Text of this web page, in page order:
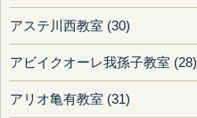
アステ川西教室 (30)
アビイクオーレ我孫子教室 (28)
アリオ亀有教室 (31)